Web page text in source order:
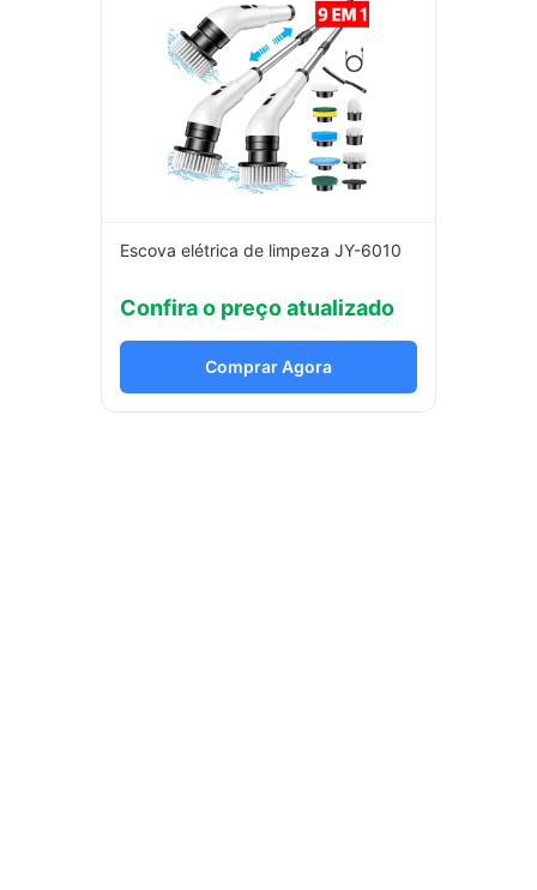
Escova elétrica de limpeza JY-6010
Confira o preço atualizado
Comprar Agora